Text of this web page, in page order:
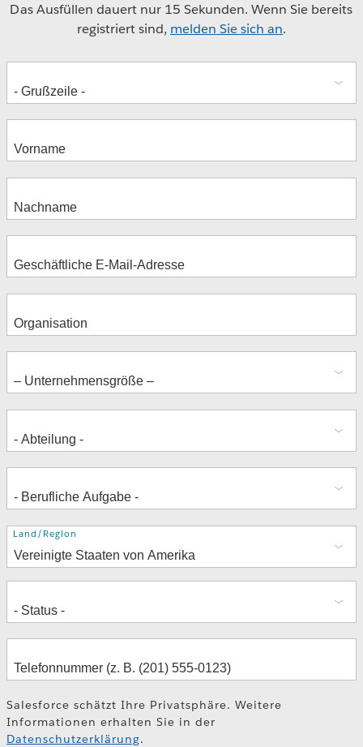
Das Ausfüllen dauert nur 15 Sekunden. Wenn Sie bereits
registriert sind, melden Sie sich an.
Adresse
Land/Region
Salesforce schätzt Ihre Privatsphäre. Weitere
Informationen erhalten Sie in der
Datenschutzerklärung.